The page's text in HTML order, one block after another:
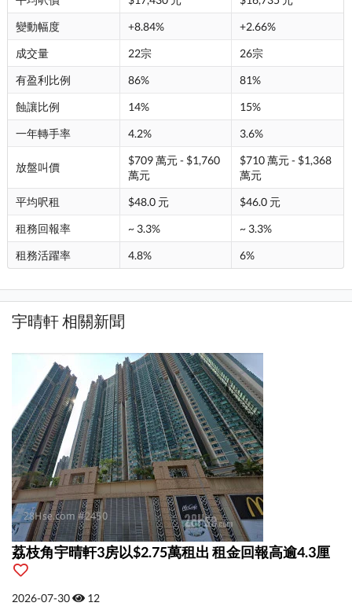
變動幅度
+8.84%
+2.66%
成交量
22宗
26宗
有盈利比例
86%
81%
蝕讓比例
14%
15%
一年轉手率
4.2% 3.6%
放盤叫價
$709 萬元 - $1,760
萬元
$710 萬元 - $1,368
萬元
平均呎租
$48.0 元
$46.0 元
租務回報率
~ 3.3%
~ 3.3%
租務活躍率
4.8% 6%
宇晴軒 相關新聞
荔枝角宇晴軒3房以$2.75萬租出 租金回報高逾4.3厘
2026-07-30 12